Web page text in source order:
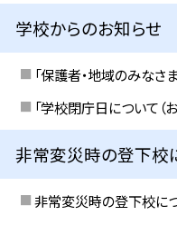
学校からのお知らせ
「保護者・地域のみなさ
「学校閉庁日について（お
非常変災時の登下校
非常変災時の登下校に